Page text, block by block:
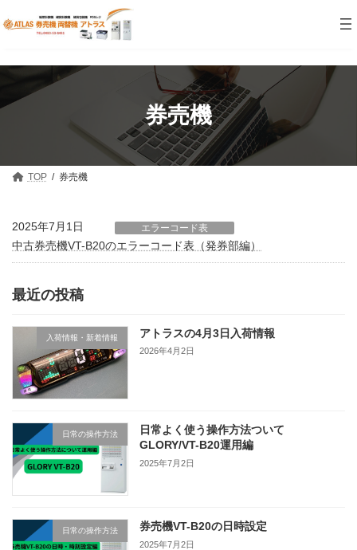
ン
テ
ツ
キ
ビ
ゲ
シ
に
券売機
TOP 券売機
2025年7月1日 エラーコード表
中古券売機VT-B20のエラーコード表（発券部編）
最近の投稿
入荷情報・新着情報 アトラスの4月3日入荷情報
2026年4月2日
日常の操作方法
日常よく使う操作方法ついて
GLORY/VT-B20運用編
2025年7月2日
日常の操作方法 券売機VT-B20の日時設定
2025年7月2日